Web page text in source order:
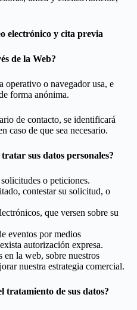
electrónico y cita previa
de la Web?
operativo o navegador usa, e
forma anónima.
de contacto, se identificará
caso de que sea necesario.
sus datos personales?
o peticiones.
contestar su solicitud, o
que versen sobre su
eventos por medios
autorización expresa.
en la web, sobre nuestros
nuestra estrategia comercial.
tratamiento de sus datos?